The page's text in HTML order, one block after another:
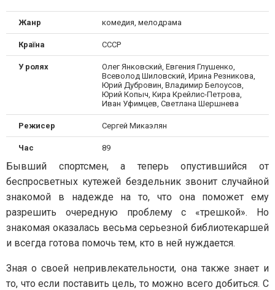
Жанр комедия, мелодрама
Країна СССР
У ролях
Олег Янковский, Евгения Глушенко,
Всеволод Шиловский, Ирина Резникова,
Юрий Дубровин, Владимир Белоусов,
Юрий Копыч, Кира Крейлис-Петрова,
Иван Уфимцев, Светлана Шершнева
Режисер Сергей Микаэлян
Час 89
Бывший спортсмен, а теперь опустившийся от
беспросветных кутежей бездельник звонит случайной
знакомой в надежде на то, что она поможет ему
разрешить очередную проблему с «трешкой». Но
знакомая оказалась весьма серьезной библиотекаршей
и всегда готова помочь тем, кто в ней нуждается.
Зная о своей непривлекательности, она также знает и
то, что если поставить цель, то можно всего добиться. С